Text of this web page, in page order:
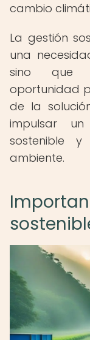
cambio
La gestión
una
sino que
oportunidad
de la
impulsar
sostenible
ambiente.